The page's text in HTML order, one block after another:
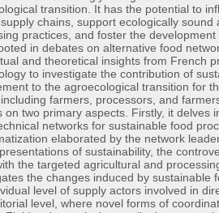
transition. It has the potential to
chains, support ecologically sound
practices, and foster the
in debates on alternative food
and theoretical insights from French
to investigate the contribution of
to the agroecological transition for
farmers, processors, and
on two primary aspects. Firstly, it delves
networks for sustainable food
elaborated by the network
of sustainability, the
the targeted agricultural and
the changes induced by sustainable
level of supply actors involved in
level, where novel forms of